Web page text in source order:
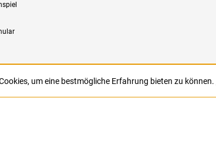
um eine bestmögliche Erfahrung bieten zu können.